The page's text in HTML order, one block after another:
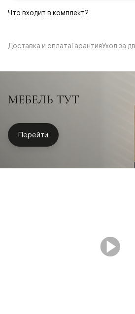
Что входит в комплект?
Доставка и оплатаГарантияУход за
МЕБЕЛЬ ТУТ
Перейти